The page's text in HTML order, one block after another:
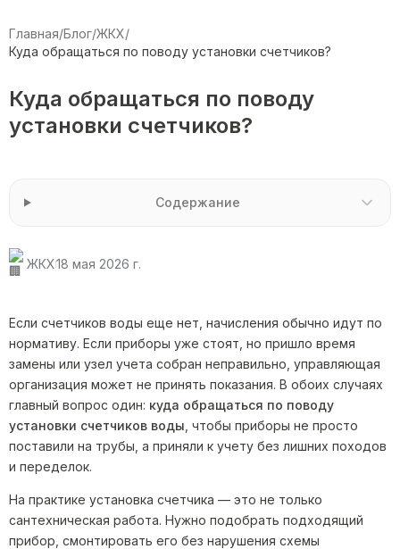
Главная/Блог/ЖКХ/
Куда обращаться по поводу установки счетчиков?
Куда обращаться по поводу
установки счетчиков?
Содержание
ЖКХ18 мая 2026 г.
Если счетчиков воды еще нет, начисления обычно идут по
нормативу. Если приборы уже стоят, но пришло время
замены или узел учета собран неправильно, управляющая
организация может не принять показания. В обоих случаях
главный вопрос один: куда обращаться по поводу
установки счетчиков воды , чтобы приборы не просто
поставили на трубы, а приняли к учету без лишних походов
и переделок.
На практике установка счетчика — это не только
сантехническая работа. Нужно подобрать подходящий
прибор, смонтировать его без нарушения схемы